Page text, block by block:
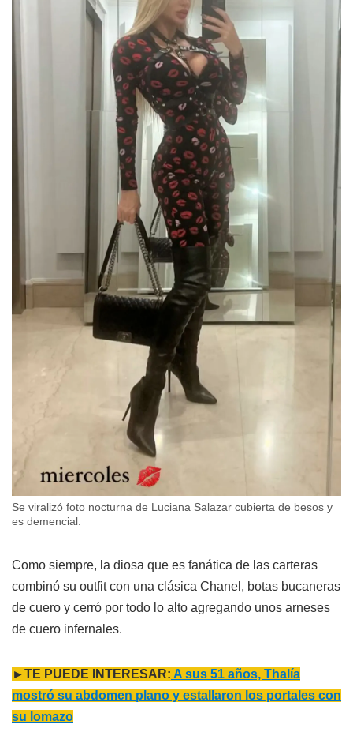
Se viralizó foto nocturna de Luciana Salazar cubierta de besos y
es demencial.
Como siempre, la diosa que es fanática de las carteras
combinó su outfit con una clásica Chanel, botas bucaneras
de cuero y cerró por todo lo alto agregando unos arneses
de cuero infernales.
►TE PUEDE INTERESAR: A sus 51 años, Thalía
mostró su abdomen plano y estallaron los portales con
su lomazo